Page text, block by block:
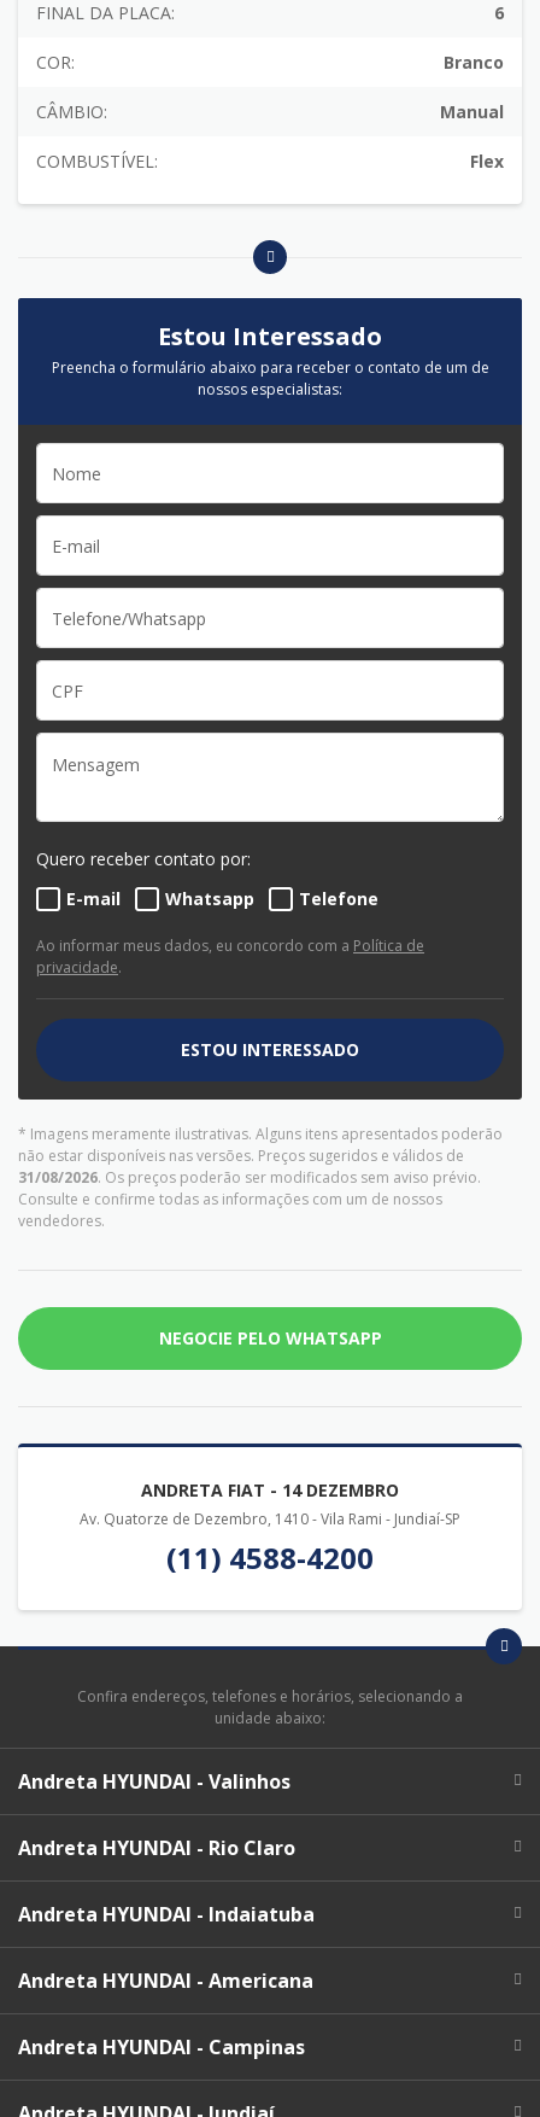
FINAL DA PLACA: 6
COR: Branco
CÂMBIO: Manual
COMBUSTÍVEL: Flex
Estou Interessado
Preencha o formulário abaixo para receber o contato de um de
nossos especialistas:
Quero receber contato por:
E-mail
Whatsapp Telefone
Ao informar meus dados, eu concordo com a Política de
privacidade.
ESTOU INTERESSADO
* Imagens meramente ilustrativas. Alguns itens apresentados poderão
não estar disponíveis nas versões. Preços sugeridos e válidos de
31/08/2026. Os preços poderão ser modificados sem aviso prévio.
Consulte e confirme todas as informações com um de nossos
vendedores.
NEGOCIE PELO WHATSAPP
ANDRETA FIAT - 14 DEZEMBRO
Av. Quatorze de Dezembro, 1410 - Vila Rami - Jundiaí-SP
(11) 4588-4200
Confira endereços, telefones e horários, selecionando a
unidade abaixo:
Andreta HYUNDAI - Valinhos
Andreta HYUNDAI - Rio Claro
Andreta HYUNDAI - Indaiatuba
Andreta HYUNDAI - Americana
Andreta HYUNDAI - Campinas